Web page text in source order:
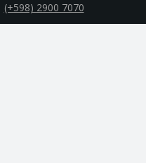
(+598) 2900 7070